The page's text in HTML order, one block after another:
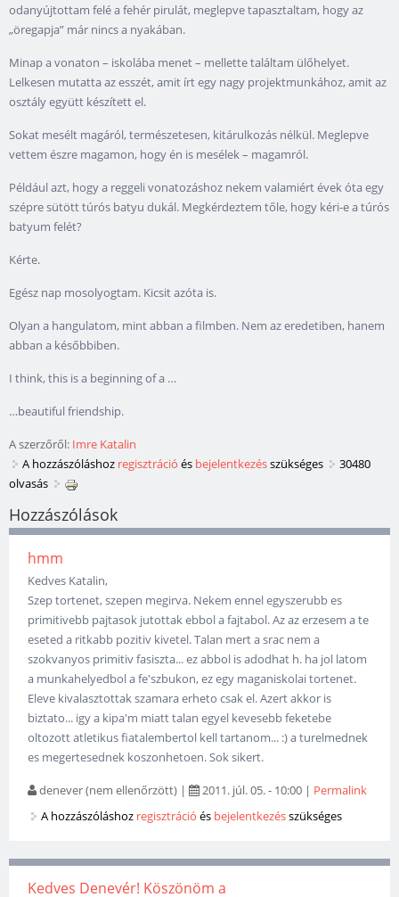
odanyújtottam felé a fehér pirulát, meglepve tapasztaltam, hogy az
„öregapja” már nincs a nyakában.
Minap a vonaton – iskolába menet – mellette találtam ülőhelyet.
Lelkesen mutatta az esszét, amit írt egy nagy projektmunkához, amit az
osztály együtt készített el.
Sokat mesélt magáról, természetesen, kitárulkozás nélkül. Meglepve
vettem észre magamon, hogy én is mesélek – magamról.
Például azt, hogy a reggeli vonatozáshoz nekem valamiért évek óta egy
szépre sütött túrós batyu dukál. Megkérdeztem tőle, hogy kéri-e a túrós
batyum felét?
Kérte.
Egész nap mosolyogtam. Kicsit azóta is.
Olyan a hangulatom, mint abban a filmben. Nem az eredetiben, hanem
abban a későbbiben.
I think, this is a beginning of a …
…beautiful friendship.
A szerzőről: Imre Katalin
A hozzászóláshoz regisztráció és bejelentkezésszükséges
30480
olvasás
Hozzászólások
hmm
Kedves Katalin,
Szep tortenet, szepen megirva. Nekem ennel egyszerubb es
primitivebb pajtasok jutottak ebbol a fajtabol. Az az erzesem a te
eseted a ritkabb pozitiv kivetel. Talan mert a srac nem a
szokvanyos primitiv fasiszta... ez abbol is adodhat h. ha jol latom
a munkahelyedbol a fe'szbukon, ez egy maganiskolai tortenet.
Eleve kivalasztottak szamara erheto csak el. Azert akkor is
biztato... igy a kipa'm miatt talan egyel kevesebb feketebe
oltozott atletikus fiatalembertol kell tartanom... :) a turelmednek
es megertesednek koszonhetoen. Sok sikert.
denever (nem ellenőrzött) | 2011. júl. 05. - 10:00 | Permalink
A hozzászóláshoz regisztráció és bejelentkezésszükséges
Kedves Denevér! Köszönöm a